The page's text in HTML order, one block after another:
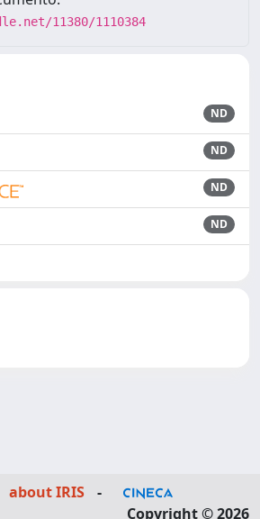
11380/1110384
ND
ND
ND
ND
about IRIS
-
Copyright © 2026